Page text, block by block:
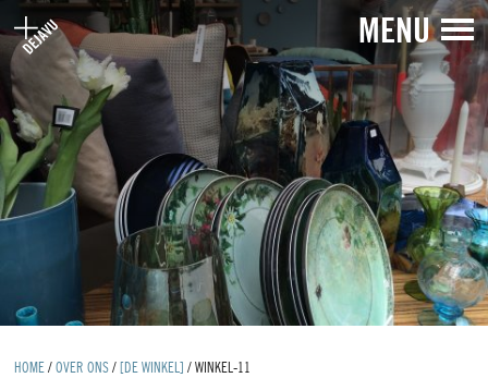
MENU
HOME /OVER ONS / [DE WINKEL] /WINKEL-11